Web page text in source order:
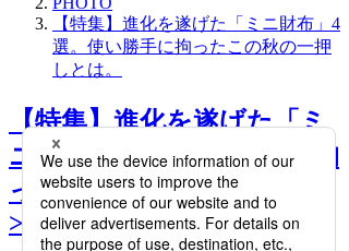
【特集】進化を遂げた「ミニ財布」4
選。使い勝手に拘ったこの秋の一押
しとは。
【特集】進化を遂げた「ミ
ニ財布」4選。使い勝手に拘
ったこの秋の一押しとは。
>>